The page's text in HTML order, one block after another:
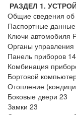
РАЗДЕЛ 1.
Общие сведения об
Паспортные
Ключи автомобиля
Органы управления
Панель приборов 14
Комбинация
Бортовой
Отопление
Боковые двери 23
Замки 23